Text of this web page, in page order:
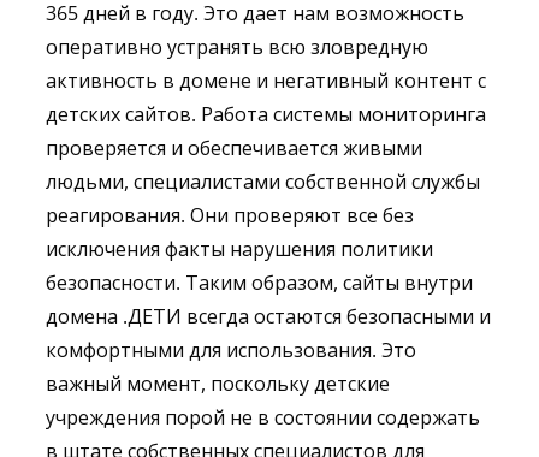
365 дней в году. Это дает нам возможность
оперативно устранять всю зловредную
активность в домене и негативный контент с
детских сайтов. Работа системы мониторинга
проверяется и обеспечивается живыми
людьми, специалистами собственной службы
реагирования. Они проверяют все без
исключения факты нарушения политики
безопасности. Таким образом, сайты внутри
домена .ДЕТИ всегда остаются безопасными и
комфортными для использования. Это
важный момент, поскольку детские
учреждения порой не в состоянии содержать
в штате собственных специалистов для